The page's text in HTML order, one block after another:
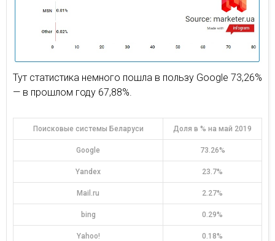
Тут статистика немного пошла в пользу Google 73,26%
— в прошлом году 67,88%.
Поисковые системы Беларуси Доля в % на май 2019
Google 73.26%
Yandex 23.7%
Mail.ru 2.27%
bing 0.29%
Yahoo! 0.18%